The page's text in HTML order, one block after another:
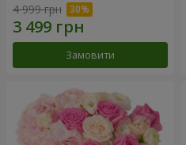
4 999 грн
Замовити